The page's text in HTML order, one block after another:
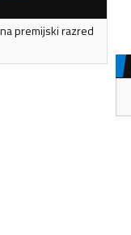
premijski razred